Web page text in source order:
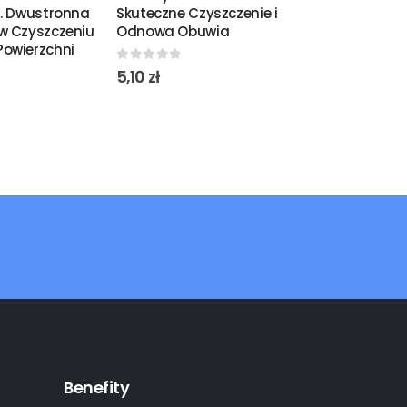
Dwustronna
Czyszczeniu
Skuteczne Czyszczenie i
Odnowa Obuwia
0out of 5
5,10 zł
Benefity